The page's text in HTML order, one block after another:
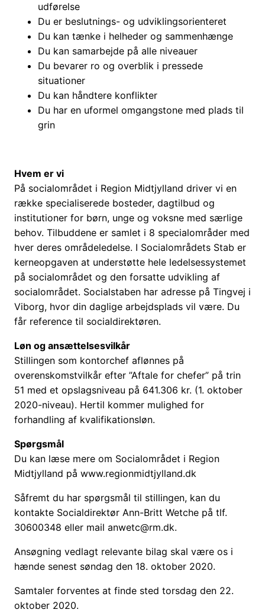
udførelse
Du er beslutnings- og udviklingsorienteret
Du kan tænke i helheder og sammenhænge
Du kan samarbejde på alle niveauer
Du bevarer ro og overblik i pressede
situationer
Du kan håndtere konflikter
Du har en uformel omgangstone med plads til
grin
Hvem er vi
På socialområdet i Region Midtjylland driver vi en
række specialiserede bosteder, dagtilbud og
institutioner for børn, unge og voksne med særlige
behov. Tilbuddene er samlet i 8 specialområder med
hver deres områdeledelse. I Socialområdets Stab er
kerneopgaven at understøtte hele ledelsessystemet
på socialområdet og den forsatte udvikling af
socialområdet. Socialstaben har adresse på Tingvej i
Viborg, hvor din daglige arbejdsplads vil være. Du
får reference til socialdirektøren.
Løn og ansættelsesvilkår
Stillingen som kontorchef aflønnes på
overenskomstvilkår efter ”Aftale for chefer” på trin
51 med et opslagsniveau på 641.306 kr. (1. oktober
2020-niveau). Hertil kommer mulighed for
forhandling af kvalifikationsløn.
Spørgsmål
Du kan læse mere om Socialområdet i Region
Midtjylland på www.regionmidtjylland.dk
Såfremt du har spørgsmål til stillingen, kan du
kontakte Socialdirektør Ann-Britt Wetche på tlf.
30600348 eller mail anwetc@rm.dk.
Ansøgning vedlagt relevante bilag skal være os i
hænde senest søndag den 18. oktober 2020.
Samtaler forventes at finde sted torsdag den 22.
oktober 2020.